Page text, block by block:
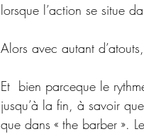
lorsque l’action se situe
Alors avec autant
Et  bien parceque le
jusqu’à la fin, à savoir
que dans « the barber ».